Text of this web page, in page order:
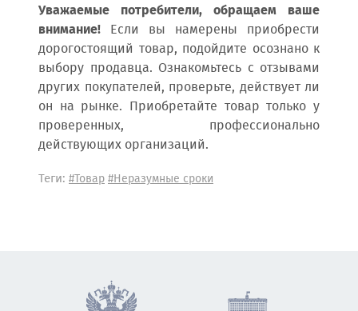
Уважаемые потребители, обращаем ваше
внимание! Если вы намерены приобрести
дорогостоящий товар, подойдите осознано к
выбору продавца. Ознакомьтесь с отзывами
других покупателей, проверьте, действует ли
он на рынке. Приобретайте товар только у
проверенных, профессионально
действующих организаций.
Теги: #Товар#Неразумные сроки